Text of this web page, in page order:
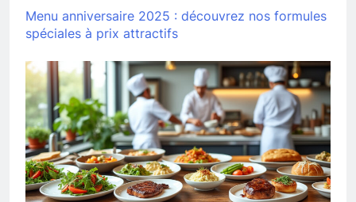
Menu anniversaire 2025 : découvrez nos formules
spéciales à prix attractifs